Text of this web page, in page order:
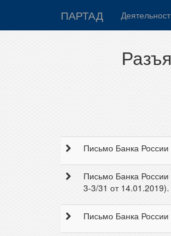
ПАРТАД
Письмо Банка
Письмо Банка
3-3/31 от 14.01.2019).
Письмо Банка